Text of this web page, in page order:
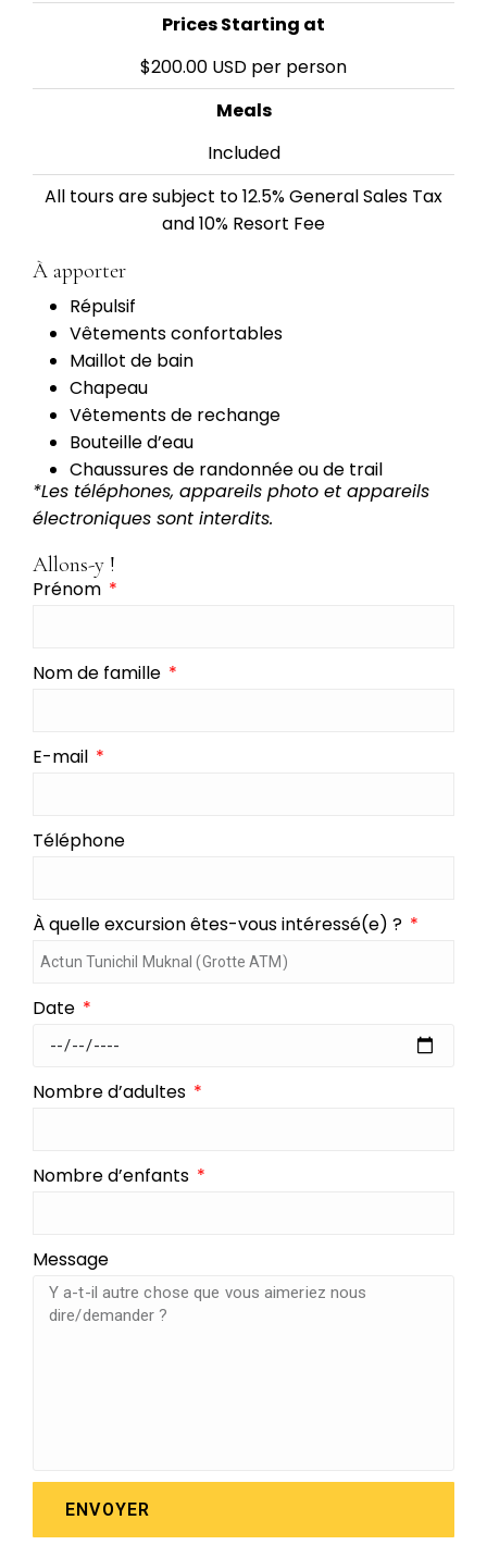
Prices Starting at
$200.00 USD per person
Meals
Included
All tours are subject to 12.5% General Sales Tax
and 10% Resort Fee
À apporter
Répulsif
Vêtements confortables
Maillot de bain
Chapeau
Vêtements de rechange
Bouteille d’eau
Chaussures de randonnée ou de trail
*Les téléphones, appareils photo et appareils
électroniques sont interdits.
Allons-y !
Prénom
Nom de famille
E-mail
Téléphone
À quelle excursion êtes-vous intéressé(e) ?
Date
Nombre d’adultes
Nombre d’enfants
Message
ENVOYER